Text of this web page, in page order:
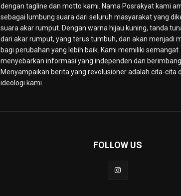
dengan tagline dan motto kami. Nama Posrakyat kami
sebagai lumbung suara dari seluruh masyarakat yang
suara akar rumput. Dengan warna hijau kuning, tanda
dari akar rumput, yang terus tumbuh, dan akan menjadi
bagi perubahan yang lebih baik. Kami memiliki semangat
menyebarkan informasi yang independen dan berimbang.
Menyampaikan berita yang revolusioner adalah cita-cita
ideologi kami.
FOLLOW US